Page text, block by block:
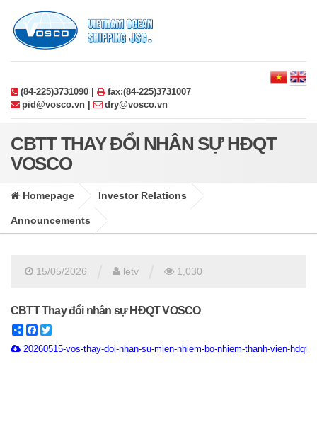
(84-225)3731090 |
fax:(84-225)3731007
pid@vosco.vn |
dry@vosco.vn
CBTT THAY ĐỔI NHÂN SỰ HĐQT
VOSCO
Homepage Investor Relations
Announcements
15/05/2026 letv 1,030
CBTT Thay đổi nhân sự HĐQT VOSCO
ShareFacebook
20260515-vos-thay-doi-nhan-su-mien-nhiem-bo-nhiem-thanh-vien-